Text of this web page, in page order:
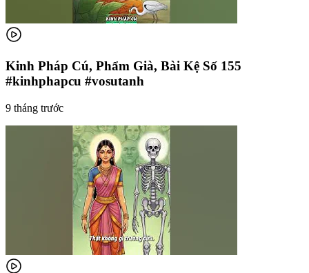
Kinh Pháp Cú, Phẩm Già, Bài Kệ Số 155
#kinhphapcu #vosutanh
9 tháng trước